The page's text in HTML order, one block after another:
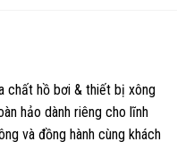
chất hồ bơi & thiết bị xông
hảo dành riêng cho lĩnh
và đồng hành cùng khách